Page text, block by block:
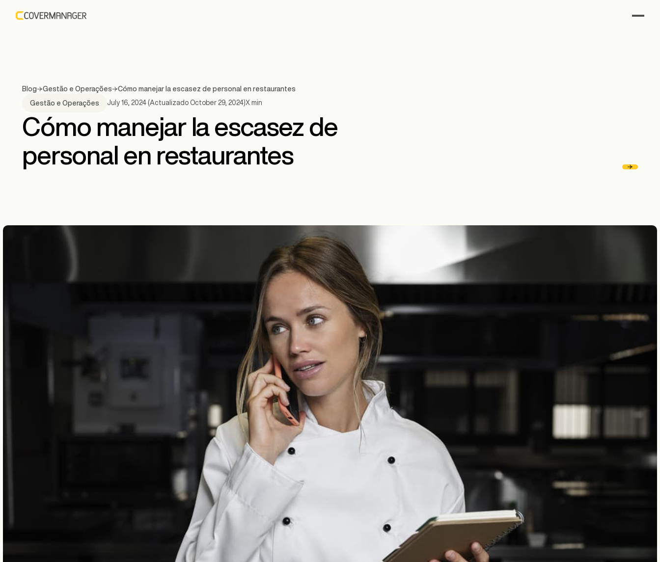
Blog Gestão e Operações Cómo manejar la escasez de personal en restaurantes
Gestão e Operações July 16, 2024(Actualizado October 29, 2024)X min
Cómo manejar la escasez de
personal en restaurantes